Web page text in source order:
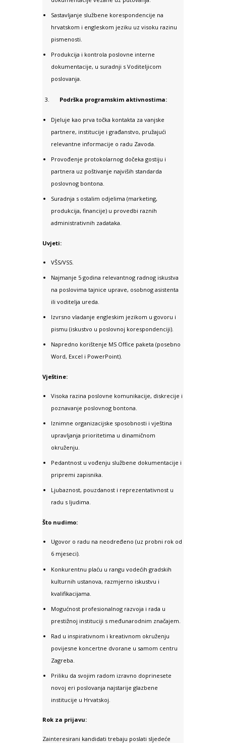
Sastavljanje službene korespondencije na
hrvatskom i engleskom jeziku uz visoku razinu
pismenosti.
Produkcija i kontrola poslovne interne
dokumentacije, u suradnji s Voditeljicom
poslovanja.
Podrška programskim aktivnostima:
Djeluje kao prva točka kontakta za vanjske
partnere, institucije i građanstvo, pružajući
relevantne informacije o radu Zavoda.
Provođenje protokolarnog dočeka gostiju i
partnera uz poštivanje najviših standarda
poslovnog bontona.
Suradnja s ostalim odjelima (marketing,
produkcija, financije) u provedbi raznih
administrativnih zadataka.
Uvjeti:
VŠS/VSS.
Najmanje 5 godina relevantnog radnog iskustva
na poslovima tajnice uprave, osobnog asistenta
ili voditelja ureda.
Izvrsno vladanje engleskim jezikom u govoru i
pismu (iskustvo u poslovnoj korespondenciji).
Napredno korištenje MS Office paketa (posebno
Word, Excel i PowerPoint).
Vještine:
Visoka razina poslovne komunikacije, diskrecije i
poznavanje poslovnog bontona.
Iznimne organizacijske sposobnosti i vještina
upravljanja prioritetima u dinamičnom
okruženju.
Pedantnost u vođenju službene dokumentacije i
pripremi zapisnika.
Ljubaznost, pouzdanost i reprezentativnost u
radu s ljudima.
Što nudimo:
Ugovor o radu na neodređeno (uz probni rok od
6 mjeseci).
Konkurentnu plaću u rangu vodećih gradskih
kulturnih ustanova, razmjerno iskustvu i
kvalifikacijama.
Mogućnost profesionalnog razvoja i rada u
prestižnoj instituciji s međunarodnim značajem.
Rad u inspirativnom i kreativnom okruženju
povijesne koncertne dvorane u samom centru
Zagreba.
Priliku da svojim radom izravno doprinesete
novoj eri poslovanja najstarije glazbene
institucije u Hrvatskoj.
Rok za prijavu:
Zainteresirani kandidati trebaju poslati sljedeće